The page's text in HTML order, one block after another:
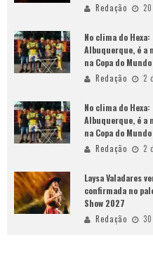
Redação
No clima do
Albuquerque, é a
na Copa do
Redação 2
No clima do
Albuquerque, é a
na Copa do
Redação 2
Laysa Valadares
confirmada no
Show 2027
Redação